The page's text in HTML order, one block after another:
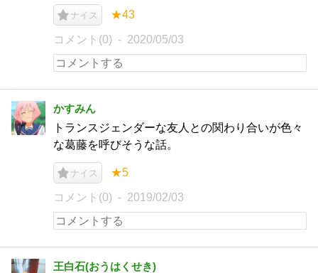
ナイス ★43
コメント(0) 2020/05/03
かすみん
トランスジェンダーな友人との関わり合いが色々
な葛藤を呼びそうな話。
ナイス ★5
コメント(0) 2019/02/03
王白石(おうはくせき)